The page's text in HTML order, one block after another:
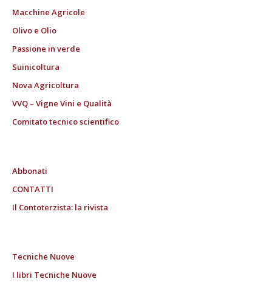
Macchine Agricole
Olivo e Olio
Passione in verde
Suinicoltura
Nova Agricoltura
VVQ – Vigne Vini e Qualità
Comitato tecnico scientifico
Abbonati
CONTATTI
Il Contoterzista: la rivista
Tecniche Nuove
I libri Tecniche Nuove